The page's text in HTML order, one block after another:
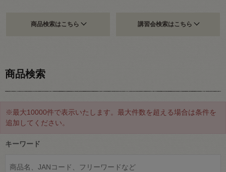
商品検索はこちら 講習会検索はこちら
商品検索
※最大10000件で表示いたします。最大件数を超える場合は条件を
追加してください。
キーワード